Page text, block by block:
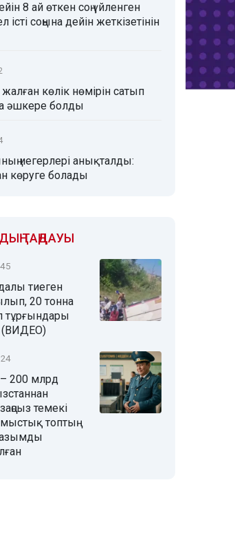
8 ай өткен соң үйленген
істі соңына дейін жеткізетінін
көлік нөмірін сатып
әшкере болды
иегерлері анықталды:
көруге болады
ТАҢДАУЫ
тиеген
20 тонна
тұрғындары
(ВИДЕО)
200 млрд
темекі
топтың